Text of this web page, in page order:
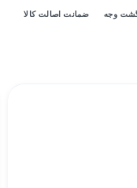
وجه ضمانت اصالت کالا